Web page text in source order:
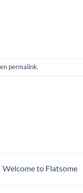
permalink.
Welcome to Flatsome